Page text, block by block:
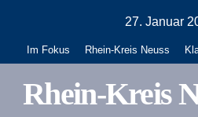
springen
27. Januar
Im Fokus Rhein-Kreis Neuss
Rhein-Kreis